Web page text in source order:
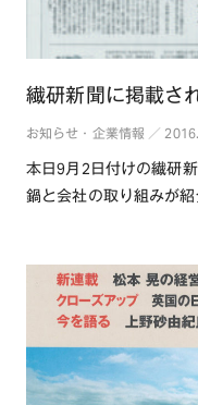
繊研新聞に掲載さ
お知らせ・企業情報 ／
本日9月2日付けの繊研
鍋と会社の取り組みが